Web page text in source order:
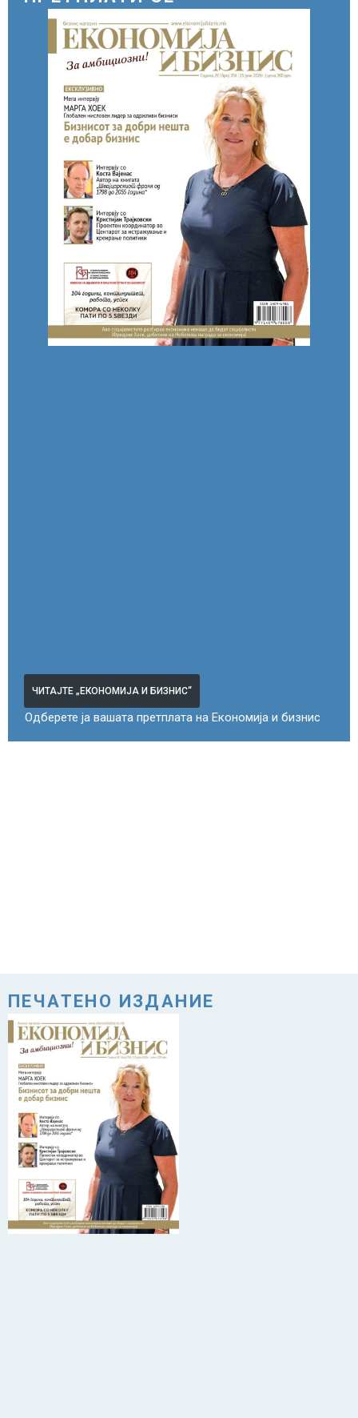
ЧИТАЈТЕ „ЕКОНОМИЈА И БИЗНИС“
Одберете ја вашата претплата на Економија и бизнис
ПЕЧАТЕНО ИЗДАНИЕ